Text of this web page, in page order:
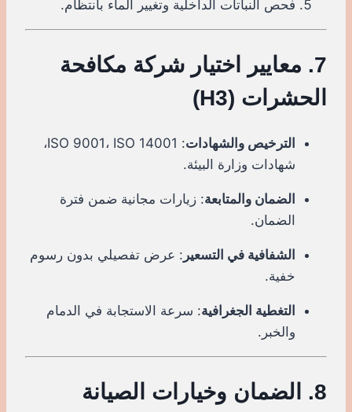
فحص النباتات الداخلية وتغيير الماء بانتظام.
7. معايير اختيار شركة مكافحة
الحشرات (H3)
الترخيص والشهادات
: ISO 9001، ISO 14001،
شهادات وزارة البيئة.
الضمان والمتابعة: زيارات مجانية ضمن فترة
الضمان.
الشفافية في التسعير : عرض تفصيلي بدون رسوم
خفية.
التغطية الجغرافية: سرعة الاستجابة في الدمام
والخبر.
8. الضمان وخيارات الصيانة